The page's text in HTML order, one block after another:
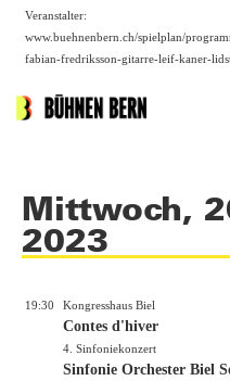
Veranstalter:
www.buehnenbern.ch/spielplan/
fabian-fredriksson-gitarre-leif-kaner-
Mittwoch,
2023
19:30 Kongresshaus Biel
Contes d'hiver
4. Sinfoniekonzert
Sinfonie Orchester Biel